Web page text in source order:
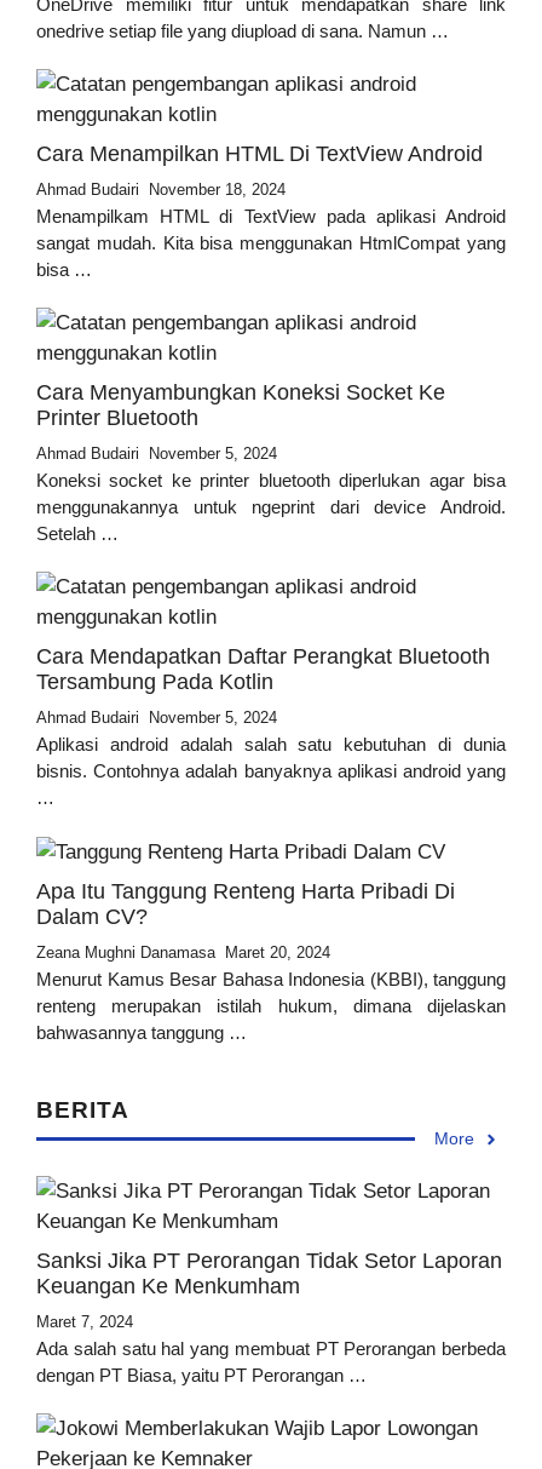
OneDrive memiliki fitur untuk mendapatkan share link
onedrive setiap file yang diupload di sana. Namun …
Cara Menampilkan HTML Di TextView Android
Ahmad Budairi November 18, 2024
Menampilkam HTML di TextView pada aplikasi Android
sangat mudah. Kita bisa menggunakan HtmlCompat yang
bisa …
Cara Menyambungkan Koneksi Socket Ke
Printer Bluetooth
Ahmad Budairi November 5, 2024
Koneksi socket ke printer bluetooth diperlukan agar bisa
menggunakannya untuk ngeprint dari device Android.
Setelah …
Cara Mendapatkan Daftar Perangkat Bluetooth
Tersambung Pada Kotlin
Ahmad Budairi November 5, 2024
Aplikasi android adalah salah satu kebutuhan di dunia
bisnis. Contohnya adalah banyaknya aplikasi android yang
…
Apa Itu Tanggung Renteng Harta Pribadi Di
Dalam CV?
Zeana Mughni Danamasa Maret 20, 2024
Menurut Kamus Besar Bahasa Indonesia (KBBI), tanggung
renteng merupakan istilah hukum, dimana dijelaskan
bahwasannya tanggung …
BERITA
More
Sanksi Jika PT Perorangan Tidak Setor Laporan
Keuangan Ke Menkumham
Maret 7, 2024
Ada salah satu hal yang membuat PT Perorangan berbeda
dengan PT Biasa, yaitu PT Perorangan …